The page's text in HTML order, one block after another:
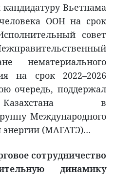
Вьетнама
ООН на срок
совет
нематериального
на срок 2022–2026
очередь, поддержал
в
Международного
энергии (МАГАТЭ)…
сотрудничество
динамику